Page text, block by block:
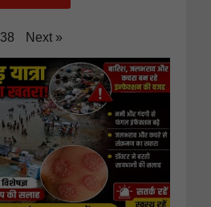
38 Next »